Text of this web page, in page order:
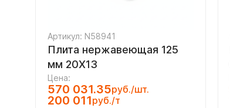
Артикул: N58941
Плита нержавеющая 125
мм 20Х13
Цена:
570 031.35руб./шт.
200 011руб./т